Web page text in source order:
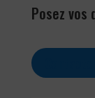
Posez vos